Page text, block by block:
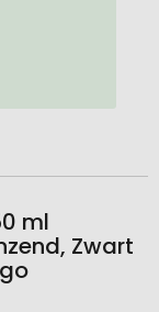
ml
Zwart